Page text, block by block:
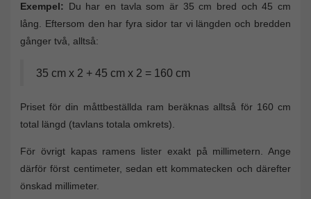
Exempel: Du har en tavla som är 35 cm bred och 45 cm
lång. Eftersom den har fyra sidor tar vi längden och bredden
gånger två, alltså:
35 cm x 2 + 45 cm x 2 = 160 cm
Priset för din måttbeställda ram beräknas alltså för 160 cm
total längd (tavlans totala omkrets).
För övrigt kapas ramens lister exakt på millimetern. Ange
därför först centimeter, sedan ett kommatecken och därefter
önskad millimeter.